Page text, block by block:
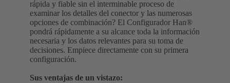
rápida y fiable sin el interminable proceso de
examinar los detalles del conector y las numerosas
opciones de combinación? El Configurador Han®
pondrá rápidamente a su alcance toda la información
necesaria y los datos relevantes para su toma de
decisiones. Empiece directamente con su primera
configuración.
Sus ventajas de un vistazo: